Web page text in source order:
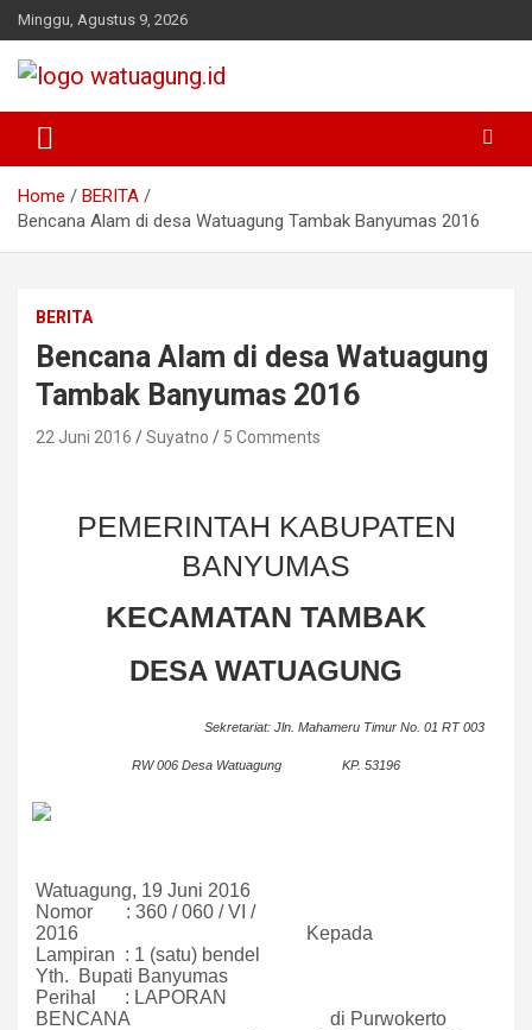
Skip
to
content
Minggu, Agustus 9, 2026
Watuagung.ID
Banyumas, Jawa Tengah
Home
BERITA
Bencana Alam di desa Watuagung Tambak Banyumas 2016
BERITA
Bencana Alam di desa Watuagung
Tambak Banyumas 2016
22 Juni 2016 Suyatno 5 Comments
PEMERINTAH KABUPATEN
BANYUMAS
KECAMATAN TAMBAK
DESA WATUAGUNG
Sekretariat: Jln. Mahameru Timur No. 01 RT 003
RW 006 Desa Watuagung KP. 53196
Watuagung, 19 Juni 2016
Nomor
: 360 / 060 / VI /
2016
Kepada
Lampiran : 1 (satu) bendel
Yth.
Bupati Banyumas
Perihal
: LAPORAN
BENCANA
di Purwokerto